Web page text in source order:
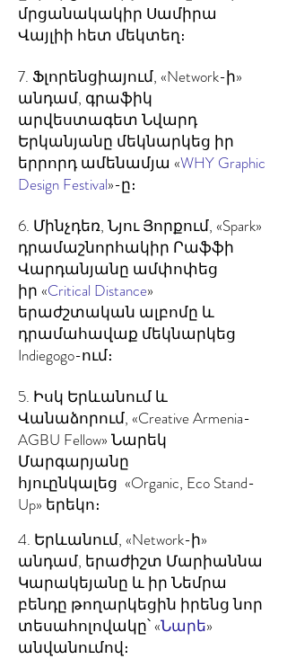
մրցանակակիր Սամիրա
Վայլիի հետ մեկտեղ։
7. Ֆլորենցիայում, «Network-ի»
անդամ, գրաֆիկ
արվեստագետ Նվարդ
Երկանյանը մեկնարկեց իր
երրորդ ամենամյա «WHY Graphic
Design Festival»-ը։
6. Մինչդեռ, Նյու Յորքում, «Spark»
դրամաշնորհակիր Րաֆֆի
Վարդանյանը ամփոփեց
իր «Critical Distance»
երաժշտական ալբոմը և
դրամահավաք մեկնարկեց
Indiegogo-ում։
5. Իսկ Երևանում և
Վանաձորում, «Creative Armenia-
AGBU Fellow» Նարեկ
Մարգարյանը
հյուընկալեց «Organic, Eco Stand-
Up» երեկո։
4. Երևանում, «Network-ի»
անդամ, երաժիշտ Մարիաննա
Կարակեյանը և իր Նեմրա
բենդը թողարկեցին իրենց նոր
տեսահոլովակը՝ «Նարե»
անվանումով։